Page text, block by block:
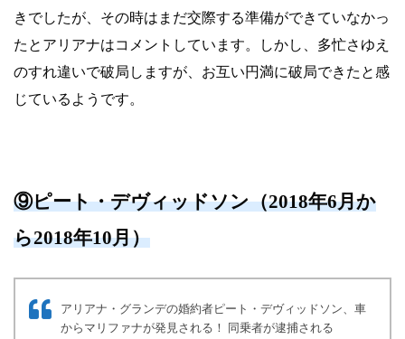
きでしたが、その時はまだ交際する準備ができていなかっ
たとアリアナはコメントしています。しかし、多忙さゆえ
のすれ違いで破局しますが、お互い円満に破局できたと感
じているようです。
⑨ピート・デヴィッドソン（2018年6月か
ら2018年10月）
アリアナ・グランデの婚約者ピート・デヴィッドソン、車
からマリファナが発見される！ 同乗者が逮捕される